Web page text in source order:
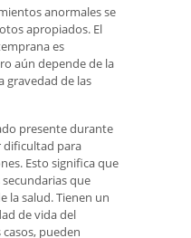
anormales se
apropiados. El
es
aún depende de la
gravedad de las
presente durante
dificultad para
Esto significa que
que
la salud. Tienen un
de vida del
pueden